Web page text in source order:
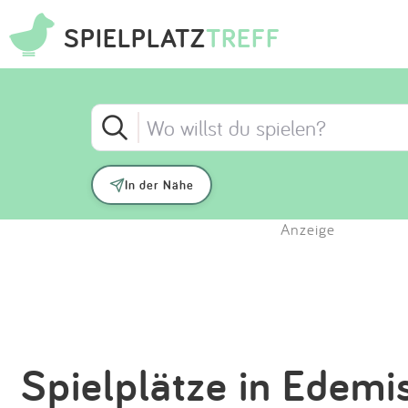
SPIELPLATZTREFF
In der Nähe
Anzeige
Spielplätze in